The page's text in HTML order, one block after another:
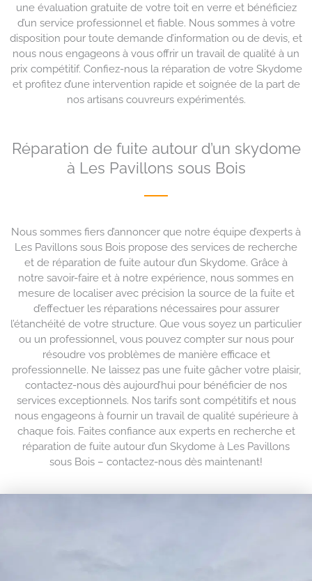
une évaluation gratuite de votre toit en verre et bénéficiez
d’un service professionnel et fiable. Nous sommes à votre
disposition pour toute demande d’information ou de devis, et
nous nous engageons à vous offrir un travail de qualité à un
prix compétitif. Confiez-nous la réparation de votre Skydome
et profitez d’une intervention rapide et soignée de la part de
nos artisans couvreurs expérimentés.
Réparation de fuite autour d’un skydome
à Les Pavillons sous Bois
Nous sommes fiers d’annoncer que notre équipe d’experts à
Les Pavillons sous Bois propose des services de recherche
et de réparation de fuite autour d’un Skydome. Grâce à
notre savoir-faire et à notre expérience, nous sommes en
mesure de localiser avec précision la source de la fuite et
d’effectuer les réparations nécessaires pour assurer
l’étanchéité de votre structure. Que vous soyez un particulier
ou un professionnel, vous pouvez compter sur nous pour
résoudre vos problèmes de manière efficace et
professionnelle. Ne laissez pas une fuite gâcher votre plaisir,
contactez-nous dès aujourd’hui pour bénéficier de nos
services exceptionnels. Nos tarifs sont compétitifs et nous
nous engageons à fournir un travail de qualité supérieure à
chaque fois. Faites confiance aux experts en recherche et
réparation de fuite autour d’un Skydome à Les Pavillons
sous Bois – contactez-nous dès maintenant!